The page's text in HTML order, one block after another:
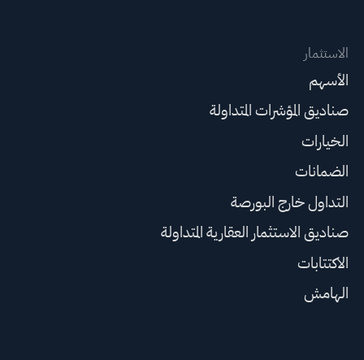
الاستثمار
الأسهم
صناديق المؤشرات المتداولة
الخيارات
الضمانات
التداول خارج البورصة
صناديق الاستثمار العقارية المتداولة
الاكتتابات
الهامش